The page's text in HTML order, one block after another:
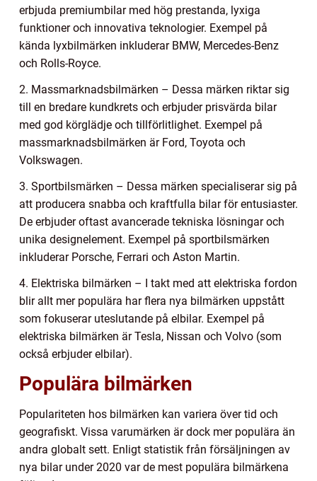
erbjuda premiumbilar med hög prestanda, lyxiga
funktioner och innovativa teknologier. Exempel på
kända lyxbilmärken inkluderar BMW, Mercedes-Benz
och Rolls-Royce.
2. Massmarknadsbilmärken – Dessa märken riktar sig
till en bredare kundkrets och erbjuder prisvärda bilar
med god körglädje och tillförlitlighet. Exempel på
massmarknadsbilmärken är Ford, Toyota och
Volkswagen.
3. Sportbilsmärken – Dessa märken specialiserar sig på
att producera snabba och kraftfulla bilar för entusiaster.
De erbjuder oftast avancerade tekniska lösningar och
unika designelement. Exempel på sportbilsmärken
inkluderar Porsche, Ferrari och Aston Martin.
4. Elektriska bilmärken – I takt med att elektriska fordon
blir allt mer populära har flera nya bilmärken uppstått
som fokuserar uteslutande på elbilar. Exempel på
elektriska bilmärken är Tesla, Nissan och Volvo (som
också erbjuder elbilar).
Populära bilmärken
Populariteten hos bilmärken kan variera över tid och
geografiskt. Vissa varumärken är dock mer populära än
andra globalt sett. Enligt statistik från försäljningen av
nya bilar under 2020 var de mest populära bilmärkena